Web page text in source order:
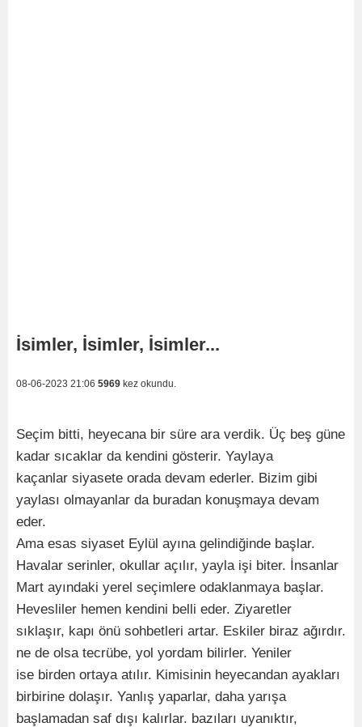
İsimler, İsimler, İsimler...
08-06-2023 21:06 5969 kez okundu.
Seçim bitti, heyecana bir süre ara verdik. Üç beş güne
kadar sıcaklar da kendini gösterir. Yaylaya
kaçanlar siyasete orada devam ederler. Bizim gibi
yaylası olmayanlar da buradan konuşmaya devam
eder.
Ama esas siyaset Eylül ayına gelindiğinde başlar.
Havalar serinler, okullar açılır, yayla işi biter. İnsanlar
Mart ayındaki yerel seçimlere odaklanmaya başlar.
Hevesliler hemen kendini belli eder. Ziyaretler
sıklaşır, kapı önü sohbetleri artar. Eskiler biraz ağırdır.
ne de olsa tecrübe, yol yordam bilirler. Yeniler
ise birden ortaya atılır. Kimisinin heyecandan ayakları
birbirine dolaşır. Yanlış yaparlar, daha yarışa
başlamadan saf dışı kalırlar. bazıları uyanıktır,